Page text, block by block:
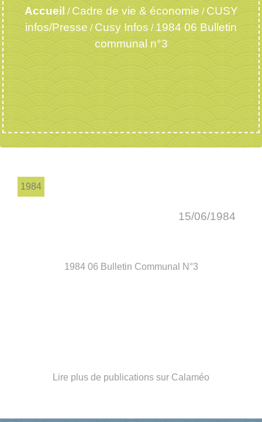
Accueil / Cadre de vie & économie / CUSY
infos/Presse / Cusy Infos / 1984 06 Bulletin
communal n°3
1984
15/06/1984
1984 06 Bulletin Communal N°3
Lire plus de publications sur Calaméo